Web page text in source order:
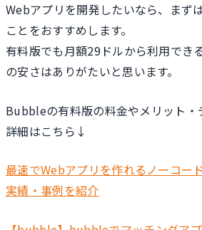
Webアプリを開発したいなら、まず
ことをおすすめします。
有料版でも月額29ドルから利用でき
の安さはありがたいと思います。
Bubbleの有料版の料金やメリット・
詳細はこちら↓
最速でWebアプリを作れるノーコー
実績・事例を紹介